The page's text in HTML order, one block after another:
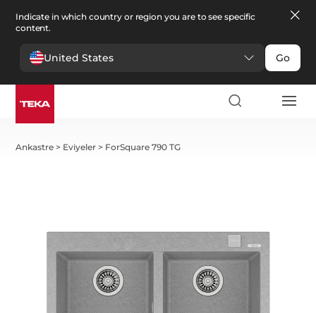
Indicate in which country or region you are to see specific
content.
United States Go
Ankastre > Eviyeler > ForSquare 790 TG